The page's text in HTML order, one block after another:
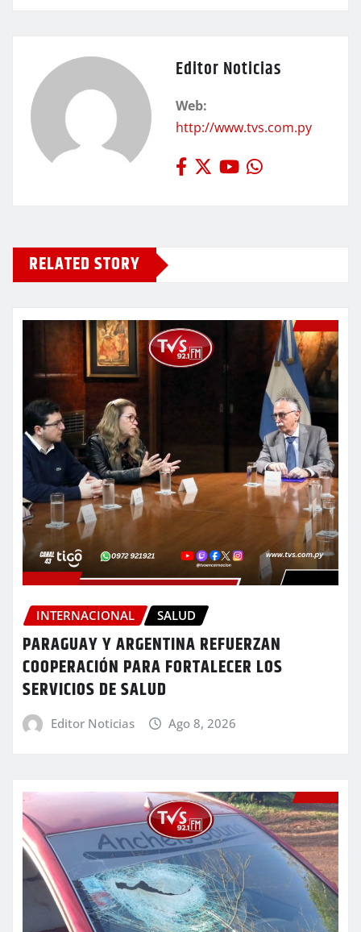
Editor Noticias
Web:
http://www.tvs.com.py
RELATED STORY
INTERNACIONAL SALUD
PARAGUAY Y ARGENTINA REFUERZAN
COOPERACIÓN PARA FORTALECER LOS
SERVICIOS DE SALUD
Editor Noticias Ago 8, 2026